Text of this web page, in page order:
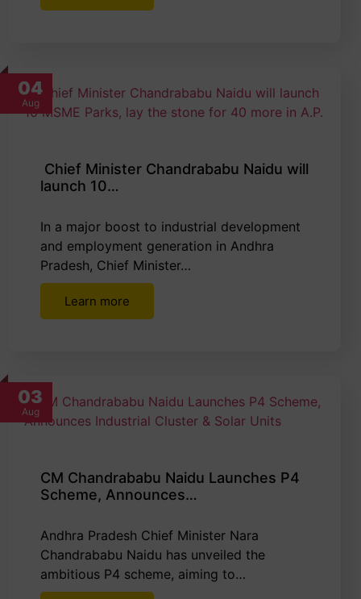
04
Aug
Chief Minister Chandrababu Naidu will
launch 10…
In a major boost to industrial development
and employment generation in Andhra
Pradesh, Chief Minister…
Learn more
03
Aug
CM Chandrababu Naidu Launches P4
Scheme, Announces…
Andhra Pradesh Chief Minister Nara
Chandrababu Naidu has unveiled the
ambitious P4 scheme, aiming to…